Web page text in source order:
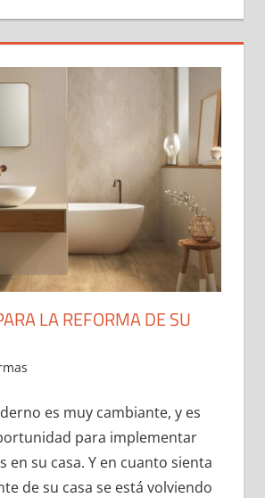
LA REFORMA DE SU
de 2022
es muy cambiante, y es
para implementar
en su casa. Y en cuanto sienta
de su casa se está volviendo